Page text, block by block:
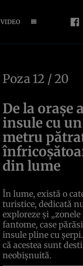
VIDEO
Poza 12 / 20
De la oraşe
insule cu
metru
din lume
În lume, există o
turistice, dedicată
exploreze şi
fantome, case
insule pline cu
că acestea sunt
neobişnuită.